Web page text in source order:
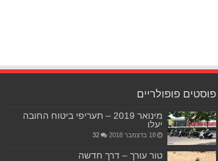
פוסטים פופולריים
מינואר 2019 – תעריפי ביטוח החובה
יעלו
18 בדצמבר 2018 32
טור עורך – דרך חדשה